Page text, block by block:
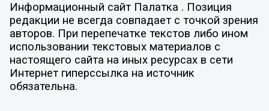
Информационный сайт Палатка . Позиция
редакции не всегда совпадает с точкой зрения
авторов. При перепечатке текстов либо ином
использовании текстовых материалов с
настоящего сайта на иных ресурсах в сети
Интернет гиперссылка на источник
обязательна.